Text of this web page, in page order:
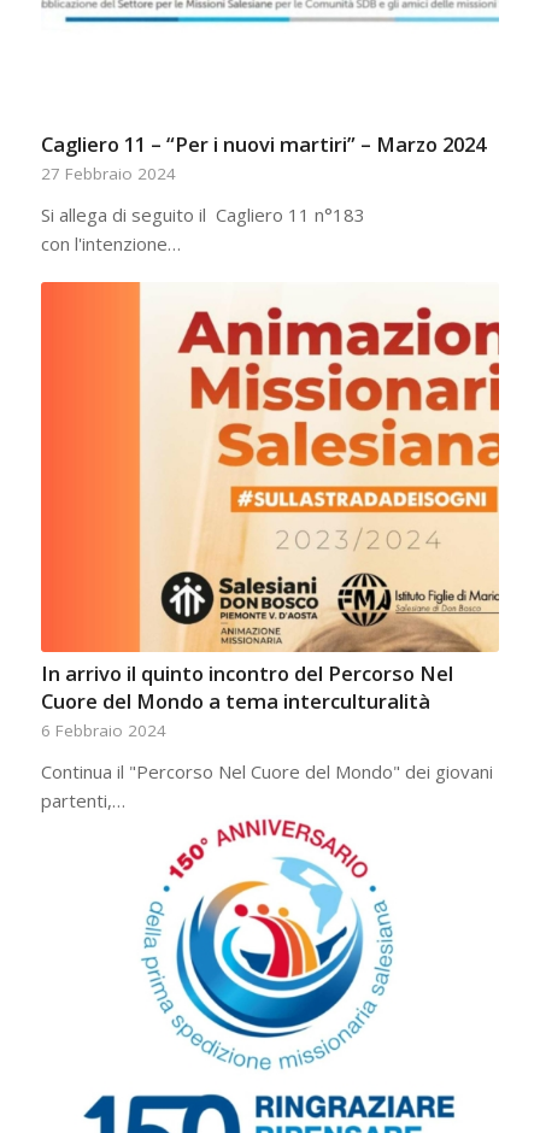
Cagliero 11 – “Per i nuovi martiri” – Marzo 2024
27 Febbraio 2024
Si allega di seguito il Cagliero 11 n°183
con l'intenzione…
In arrivo il quinto incontro del Percorso Nel
Cuore del Mondo a tema interculturalità
6 Febbraio 2024
Continua il "Percorso Nel Cuore del Mondo" dei giovani
partenti,…